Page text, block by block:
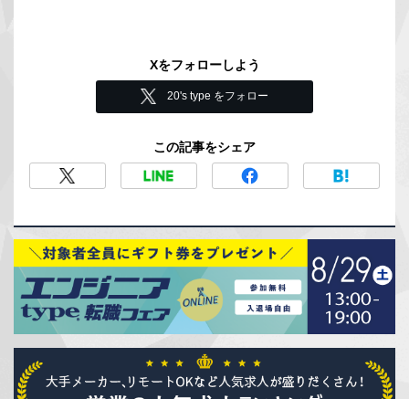
Xをフォローしよう
20's type をフォロー
この記事をシェア